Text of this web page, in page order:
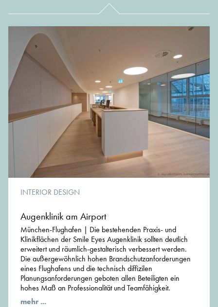
INTERIOR DESIGN
Augenklinik am Airport
München-Flughafen | Die bestehenden Praxis- und
Klinikflächen der Smile Eyes Augenklinik sollten deutlich
erweitert und räumlich-gestalterisch verbessert werden.
Die außergewöhnlich hohen Brandschutzanforderungen
eines Flughafens und die technisch diffizilen
Planungsanforderungen geboten allen Beteiligten ein
hohes Maß an Professionalität und Teamfähigkeit.
mehr ...